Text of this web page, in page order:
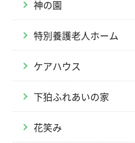
神の園
特別養護老人ホーム
ケアハウス
下狛ふれあいの家
花笑み